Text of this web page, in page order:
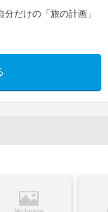
だけの「旅の計画」